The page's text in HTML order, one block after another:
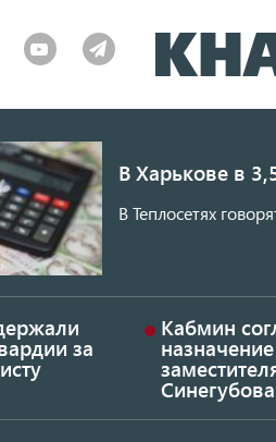
В Харькове в
В Теплосетях
за
Кабмин
Синегубова